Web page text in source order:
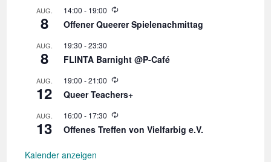
e
r
u
g
AUG.
8
14:00 - 19:00
W
e
r
h
o
u
g
Offener Queerer Spielenachmittag
AUG.
8
19:30 -23:30
FLINTA Barnight @P-Café
AUG.
12
19:00 -21:00
W
e
e
r
Queer Teachers+
AUG.
13
16:00 - 17:30
W
e
Offenes Treffen von Vielfarbig e.V.
Kalender anzeigen